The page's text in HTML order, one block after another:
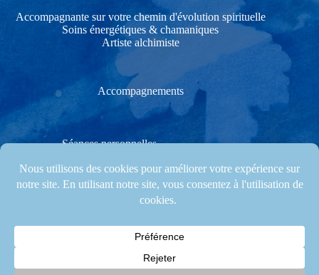
Accompagnante sur votre chemin d'évolution spirituelle
Soins énergétiques & chamaniques
Artiste alchimiste
Accompagnements
Séances personnelles
Stages créatifs & Cérémonies
de Saintes, en Charente-Maritime (17), et régulièrement
également dans les départements voisins (Vienne, Vendée...)
© 2026 Agnès Clairand. Site Web by